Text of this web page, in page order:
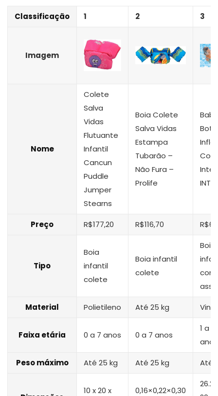
Classificação 1 2 3
Imagem
Nome
Colete
Salva
Vidas
Flutuante
Infantil
Cancun
Puddle
Jumper
Stearns
Boia Colete
Salva Vidas
Estampa
Tubarão –
Não Fura –
Prolife
Baby
Bote
INTEX
Preço R$177,20 R$116,70
Tipo
Boia
infantil
colete
Boia infantil
colete
Boia
com
Material Polietileno Até 25 kg Vinil
Faixa etária 0 a 7 anos 0 a 7 anos
1 a 2
anos
Peso máximo Até 25 kg Até 25 kg Até
10 x 20 x 0,16×0,22×0,30
‎26.2